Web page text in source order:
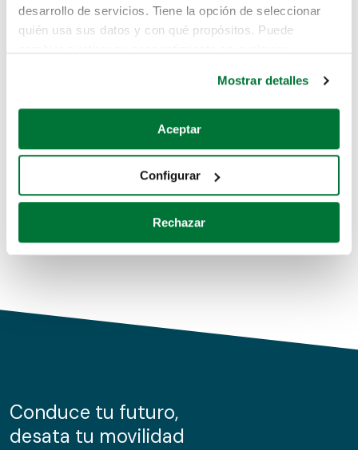
desarrollo de servicios. Tiene la opción de seleccionar
quién usa sus datos y con qué propósitos. Puede
Si lo permite, también quisiéramos:
Recopilar información sobre su ubicación geográfica
Identificar su dispositivo analizándolo activamente
para buscar características específicas (huellas
Obtenga más información sobre cómo se procesan sus
de cookies.
información sobre el uso que haga del sitio web con
nuestros partners de redes sociales, publicidad y análisis
Mostrar detalles
Aceptar
Configurar
Rechazar
Pero puedes encontrar el coche que estás
buscando en alguno de estos enlaces:
Coches de segunda mano
Coches de km0
Conduce tu futuro,
desata tu movilidad